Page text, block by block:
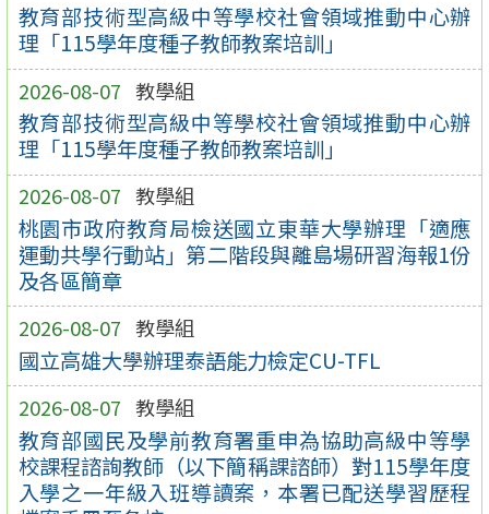
教育部技術型高級中等學校社會領域推動中心辦
理「115學年度種子教師教案培訓」
2026-08-07 教學組
教育部技術型高級中等學校社會領域推動中心辦
理「115學年度種子教師教案培訓」
2026-08-07 教學組
桃園市政府教育局檢送國立東華大學辦理「適應
運動共學行動站」第二階段與離島場研習海報1份
及各區簡章
2026-08-07 教學組
國立高雄大學辦理泰語能力檢定CU-TFL
2026-08-07 教學組
教育部國民及學前教育署重申為協助高級中等學
校課程諮詢教師（以下簡稱課諮師）對115學年度
入學之一年級入班導讀案，本署已配送學習歷程